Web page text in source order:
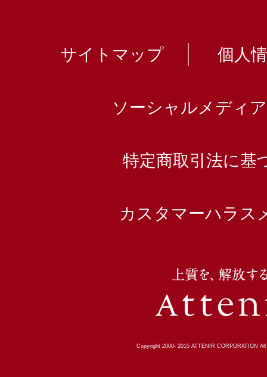
サイトマップ 個人
ソーシャルメディ
特定商取引法に基
カスタマーハラス
Copyright 2000- 2015ATTENIR CORPORATION